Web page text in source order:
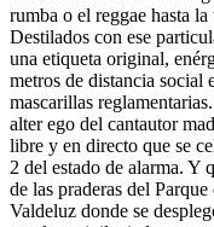
rumba o el reggae hasta
Destilados con ese
una etiqueta original,
metros de distancia social
mascarillas
alter ego del cantautor
libre y en directo que se
2 del estado de alarma. Y
de las praderas del
Valdeluz donde se